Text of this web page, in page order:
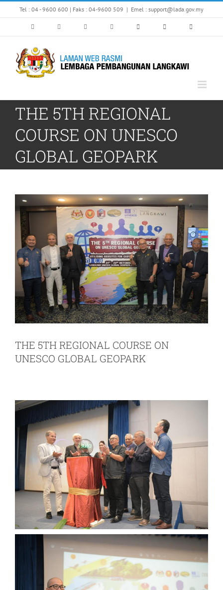
to
Tel : 04 - 9600 600 | Faks : 04-9600 509 | Emel : support@lada.gov.my
THE 5TH REGIONAL
COURSE ON UNESCO
GLOBAL GEOPARK
THE 5TH REGIONAL COURSE ON
UNESCO GLOBAL GEOPARK